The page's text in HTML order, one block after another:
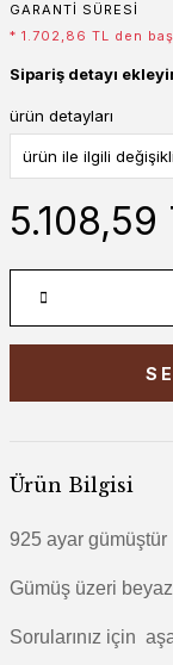
GARANTI SÜRESI
* 1.702,86 TL den
Sipariş detayı
ürün detayları
5.108,59
Ürün Bilgisi
925 ayar gümüştür
Gümüş üzeri
Sorularınız için